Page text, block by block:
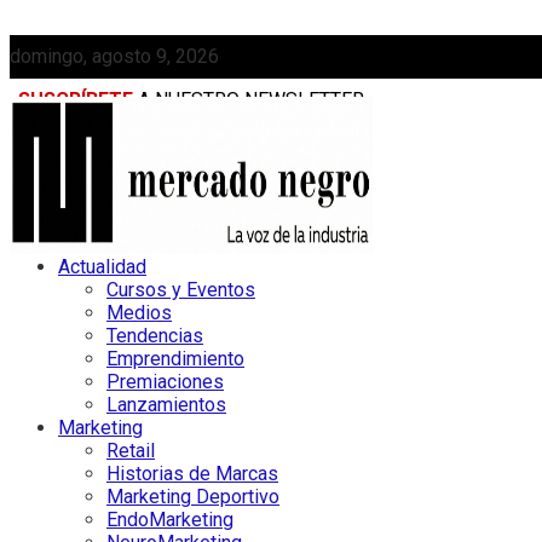
domingo, agosto 9, 2026
SUSCRÍBETE A NUESTRO NEWSLETTER
MEDIAKIT
Actualidad
Cursos y Eventos
Medios
Tendencias
Emprendimiento
Premiaciones
Lanzamientos
Marketing
Retail
Historias de Marcas
Marketing Deportivo
EndoMarketing